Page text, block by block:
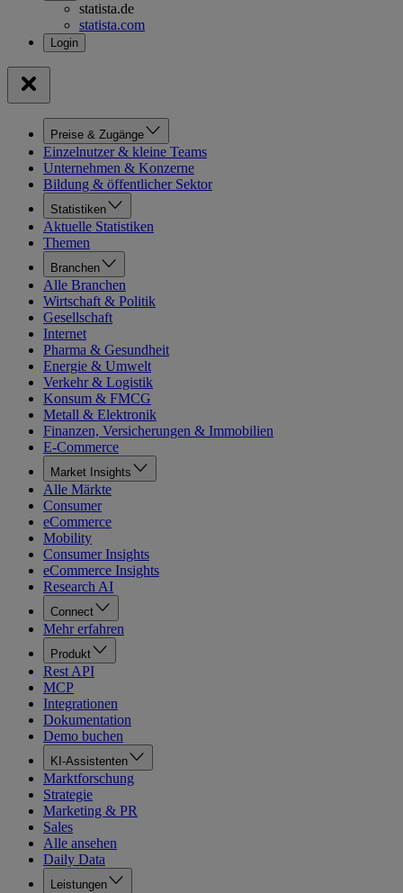
statista.de
statista.com
Preise & Zugänge
Einzelnutzer & kleine Teams
Unternehmen & Konzerne
Bildung & öffentlicher Sektor
Statistiken
Aktuelle Statistiken
Themen
Branchen
Alle Branchen
Wirtschaft & Politik
Gesellschaft
Internet
Pharma & Gesundheit
Energie & Umwelt
Verkehr & Logistik
Konsum & FMCG
Metall & Elektronik
Finanzen, Versicherungen & Immobilien
E-Commerce
Market Insights
Alle Märkte
Consumer
eCommerce
Mobility
Consumer Insights
eCommerce Insights
Research AI
Connect
Mehr erfahren
Produkt
Rest API
MCP
Integrationen
Dokumentation
Demo buchen
KI-Assistenten
Marktforschung
Strategie
Marketing & PR
Sales
Alle ansehen
Daily Data
Leistungen